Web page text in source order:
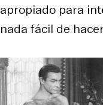
apropiado para
nada fácil de